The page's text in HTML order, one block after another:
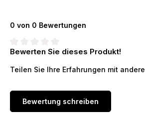
0 von 0 Bewertungen
Durchschnittliche Bewertung von 0 von
Bewerten Sie dieses Produkt!
Teilen Sie Ihre Erfahrungen mit
Bewertung schreiben